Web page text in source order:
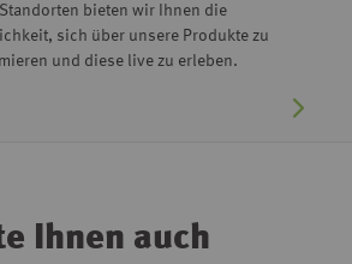
bieten wir Ihnen die
sich über unsere Produkte zu
und diese live zu erleben.
Ihnen auch